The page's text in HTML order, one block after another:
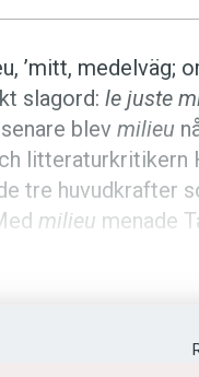
’mitt, medelväg;
slagord: le juste
blev milieu
litteraturkritikern
tre huvudkrafter
milieu menade
,